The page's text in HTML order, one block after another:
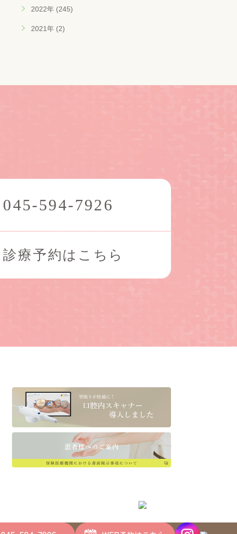
2022年 (245)
2021年 (2)
045-594-7926
診療予約はこちら